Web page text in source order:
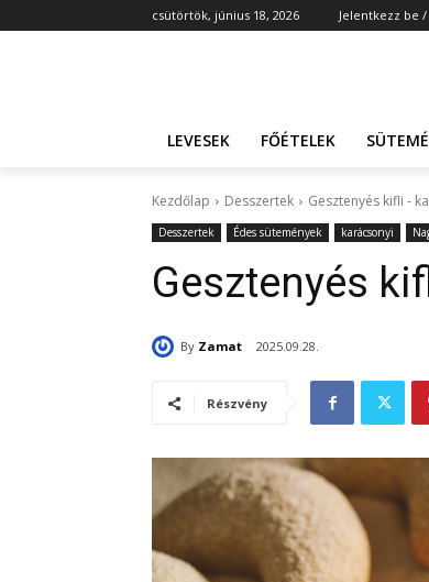
csütörtök, június 18, 2026 Jelentkezz be /
LEVESEK FŐÉTELEK
Kezdőlap Desszertek Gesztenyés kifli -
Desszertek Édes sütemények karácsonyi
Gesztenyés
By Zamat 2025.09.28.
Részvény